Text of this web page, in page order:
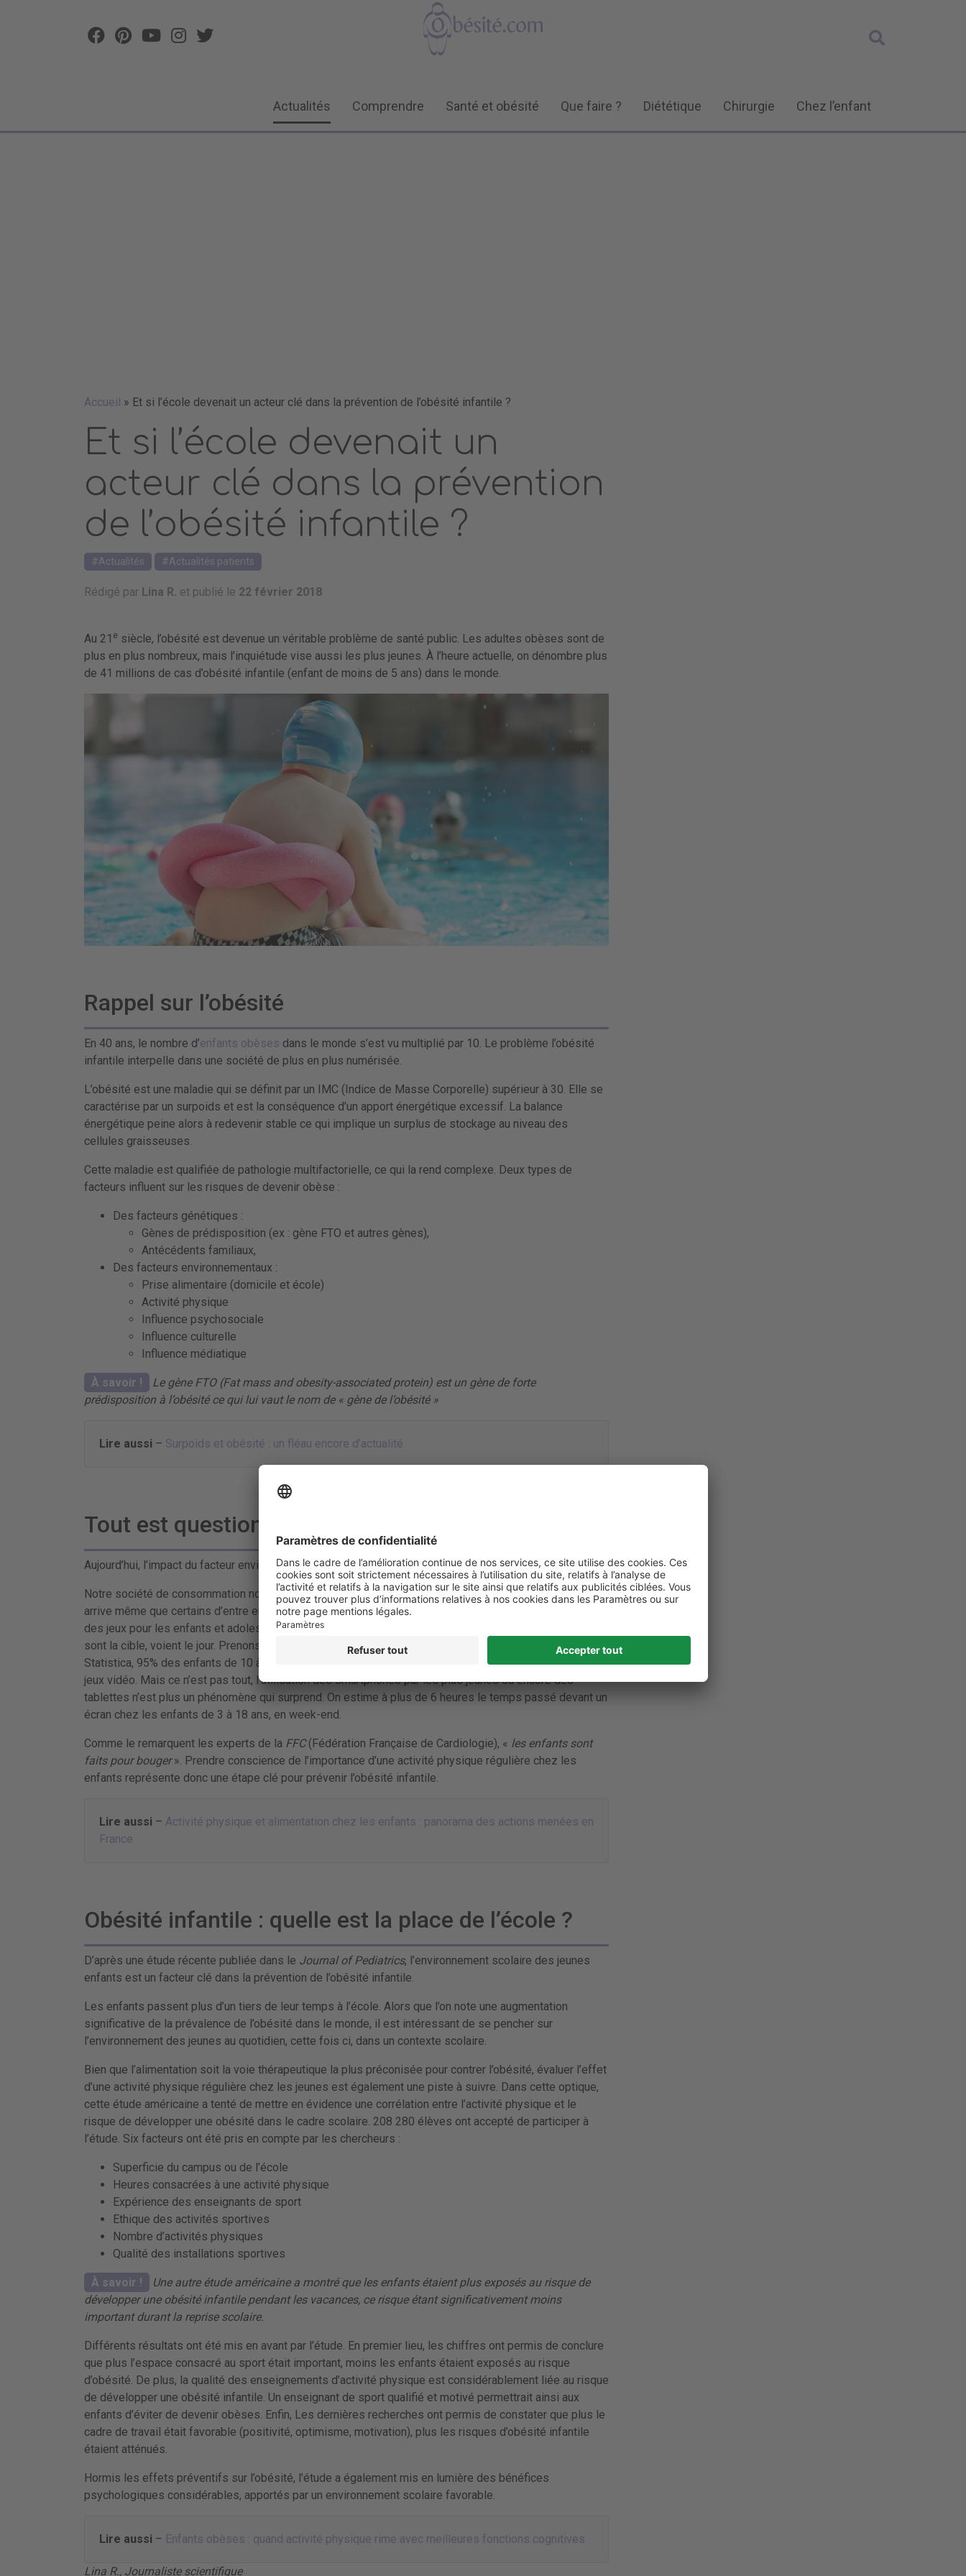
Actualités Comprendre Santé et obésité Que faire ? Diététique Chirurgie Chez l’enfant
Accueil » Et si l’école devenait un acteur clé dans la prévention de l’obésité infantile ?
Et si l’école devenait un
acteur clé dans la prévention
de l’obésité infantile ?
Actualités Actualités patients
Rédigé par Lina R. et publié le 22 février 2018
Au 21 e siècle, l’obésité est devenue un véritable problème de santé public. Les adultes obèses sont de
plus en plus nombreux, mais l’inquiétude vise aussi les plus jeunes. À l’heure actuelle, on dénombre plus
de 41 millions de cas d’obésité infantile (enfant de moins de 5 ans) dans le monde.
Rappel sur l’obésité
En 40 ans, le nombre d’enfants obèses dans le monde s’est vu multiplié par 10. Le problème l’obésité
infantile interpelle dans une société de plus en plus numérisée.
L’obésité est une maladie qui se définit par un IMC (Indice de Masse Corporelle) supérieur à 30. Elle se
caractérise par un surpoids et est la conséquence d’un apport énergétique excessif. La balance
énergétique peine alors à redevenir stable ce qui implique un surplus de stockage au niveau des
cellules graisseuses.
Cette maladie est qualifiée de pathologie multifactorielle, ce qui la rend complexe. Deux types de
facteurs influent sur les risques de devenir obèse :
Des facteurs génétiques :
Gènes de prédisposition (ex : gène FTO et autres gènes),
Antécédents familiaux,
Des facteurs environnementaux :
Prise alimentaire (domicile et école)
Activité physique
Influence psychosociale
Influence culturelle
Influence médiatique
À savoir !
Le gène FTO (Fat mass and obesity-associated protein) est un gène de forte
prédisposition à l’obésité ce qui lui vaut le nom de « gène de l’obésité »
Lire aussi – Surpoids et obésité : un fléau encore d’actualité
Tout est question d’environnement
Aujourd’hui, l’impact du facteur environnemental est notable.
Notre société de consommation nous expose à des produits de divertissements divers et variés. Il
arrive même que certains d’entre eux prennent une place importante dans notre quotidien. Dans le cas
des jeux pour les enfants et adolescents de 5 à 18 ans, de plus en plus de produits High Tech, dont ils
sont la cible, voient le jour. Prenons l’exemple des jeux vidéo : en 2018, dans les résultats publiés par
Statistica, 95% des enfants de 10 à 14 ans et 92% des jeunes de 15 à 18 ans se disent être adeptes de
jeux vidéo. Mais ce n’est pas tout, l’utilisation des smartphones par les plus jeunes ou encore des
tablettes n’est plus un phénomène qui surprend. On estime à plus de 6 heures le temps passé devant un
écran chez les enfants de 3 à 18 ans, en week-end.
Comme le remarquent les experts de la FFC(Fédération Française de Cardiologie), « les enfants sont
faits pour bouger». Prendre conscience de l’importance d’une activité physique régulière chez les
enfants représente donc une étape clé pour prévenir l’obésité infantile.
Lire aussi – Activité physique et alimentation chez les enfants : panorama des actions menées en
France
Obésité infantile : quelle est la place de l’école ?
D’après une étude récente publiée dans le Journal of Pediatrics, l’environnement scolaire des jeunes
enfants est un facteur clé dans la prévention de l’obésité infantile.
Les enfants passent plus d’un tiers de leur temps à l’école. Alors que l’on note une augmentation
significative de la prévalence de l’obésité dans le monde, il est intéressant de se pencher sur
l’environnement des jeunes au quotidien, cette fois ci, dans un contexte scolaire.
Bien que l’alimentation soit la voie thérapeutique la plus préconisée pour contrer l’obésité, évaluer l’effet
d’une activité physique régulière chez les jeunes est également une piste à suivre. Dans cette optique,
cette étude américaine a tenté de mettre en évidence une corrélation entre l’activité physique et le
risque de développer une obésité dans le cadre scolaire. 208 280 élèves ont accepté de participer à
l’étude. Six facteurs ont été pris en compte par les chercheurs :
Superficie du campus ou de l’école
Heures consacrées à une activité physique
Expérience des enseignants de sport
Ethique des activités sportives
Nombre d’activités physiques
Qualité des installations sportives
À savoir !
Une autre étude américaine a montré que les enfants étaient plus exposés au risque de
développer une obésité infantile pendant les vacances, ce risque étant significativement moins
important durant la reprise scolaire.
Différents résultats ont été mis en avant par l’étude. En premier lieu, les chiffres ont permis de conclure
que plus l’espace consacré au sport était important, moins les enfants étaient exposés au risque
d’obésité. De plus, la qualité des enseignements d’activité physique est considérablement liée au risque
de développer une obésité infantile. Un enseignant de sport qualifié et motivé permettrait ainsi aux
enfants d’éviter de devenir obèses. Enfin, Les dernières recherches ont permis de constater que plus le
cadre de travail était favorable (positivité, optimisme, motivation), plus les risques d’obésité infantile
étaient atténués.
Hormis les effets préventifs sur l’obésité, l’étude a également mis en lumière des bénéfices
psychologiques considérables, apportés par un environnement scolaire favorable.
Lire aussi – Enfants obèses : quand activité physique rime avec meilleures fonctions cognitives
Lina R., Journaliste scientifique